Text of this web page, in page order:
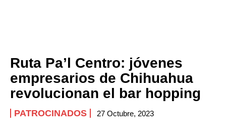
Ruta Pa’l Centro: jóvenes
empresarios de Chihuahua
revolucionan el bar hopping
PATROCINADOS 27 Octubre, 2023